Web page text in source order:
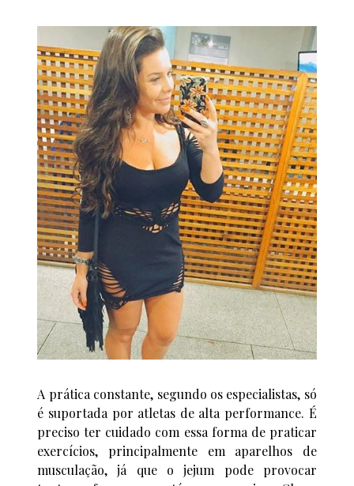
A prática constante, segundo os especialistas, só
é suportada por atletas de alta performance. É
preciso ter cuidado com essa forma de praticar
exercícios, principalmente em aparelhos de
musculação, já que o jejum pode provocar